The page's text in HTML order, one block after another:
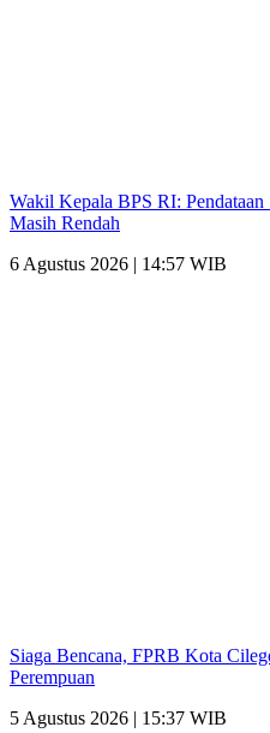
Wakil Kepala BPS RI:
Masih Rendah
6 Agustus 2026 | 14:57 WIB
Siaga Bencana, FPRB Kota
Perempuan
5 Agustus 2026 | 15:37 WIB